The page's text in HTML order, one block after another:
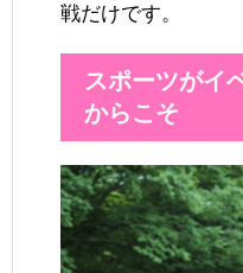
戦だけです。
スポーツがイ
からこそ